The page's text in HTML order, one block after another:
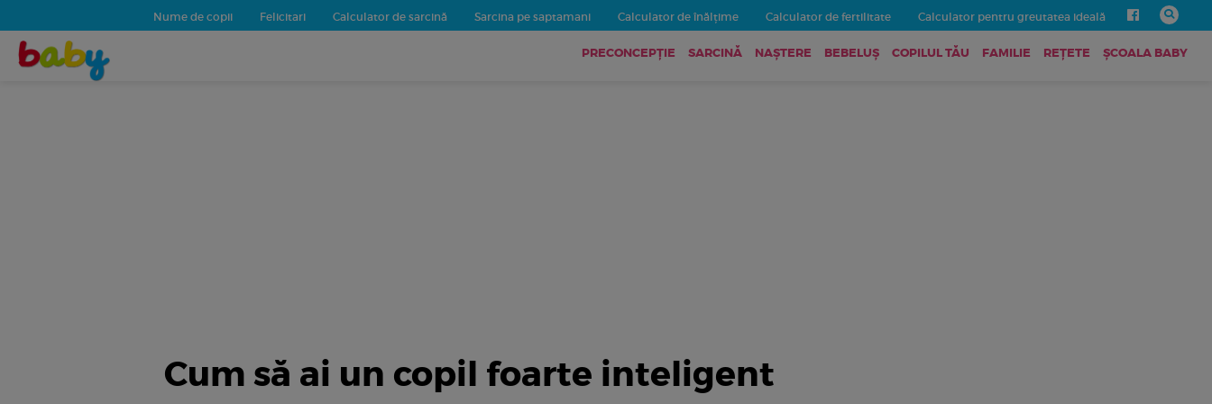
Nume de copii Felicitari Calculator de sarcină Sarcina pe saptamani Calculator de înălțime Calculator de fertilitate Calculator pentru greutatea ideală
PRECONCEPȚIE SARCINĂ NAȘTERE BEBELUŞ COPILUL TĂU FAMILIE REȚETE ȘCOALA BABY
Cum să ai un copil foarte inteligent